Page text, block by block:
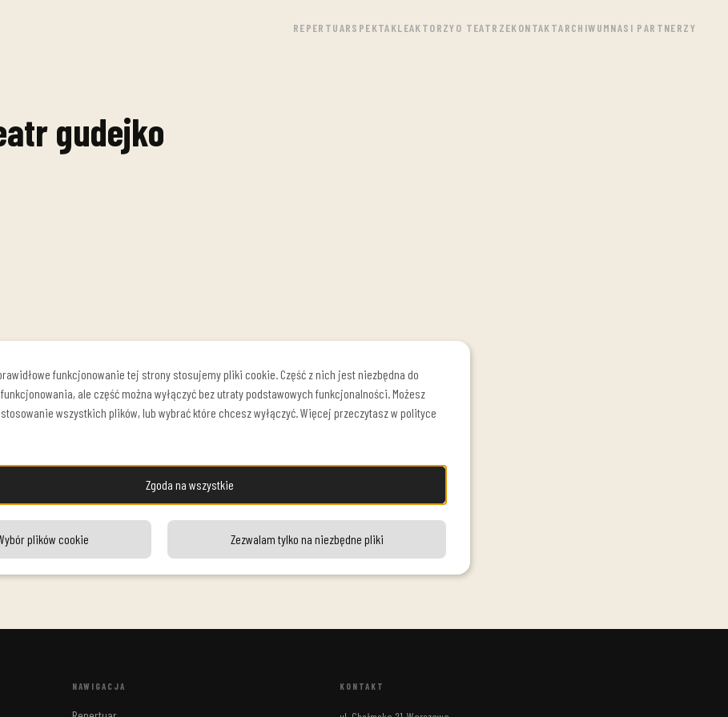
REPERTUARSPEKTAKLEAKTORZYO TEATRZEKONTAKTARCHIWUMNASI PARTNERZY
gudejko
NAWIGACJA KONTAKT
funkcjonowanie tej strony stosujemy pliki cookie. Część z nich jest niezbędna do
ale część można wyłączyć bez utraty podstawowych funkcjonalności. Możesz
wszystkich plików, lub wybrać które chcesz wyłączyć. Więcej przeczytasz w polityce
Zgoda na wszystkie
plików cookie Zezwalam tylko na niezbędne pliki